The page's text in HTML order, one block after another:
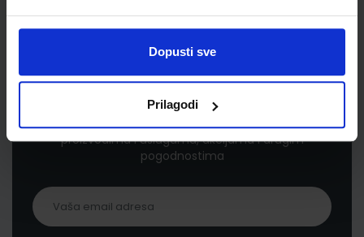
Dopusti sve
Prilagodi
Newsletter prijava
Prijavite se kako bi primali informacije o novim
proizvodima i uslugama, akcijama i drugim
pogodnostima